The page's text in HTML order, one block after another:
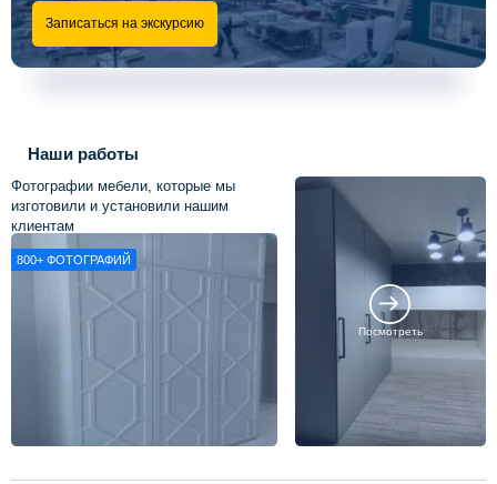
Записаться на экскурсию
Наши работы
Фотографии мебели, которые мы
изготовили и установили нашим
клиентам
800+ ФОТОГРАФИЙ
Посмотреть